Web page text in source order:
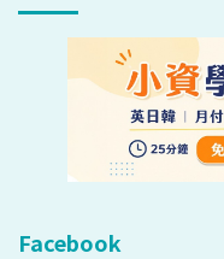
Facebook